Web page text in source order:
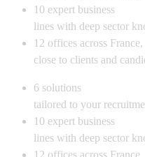
10 expert business
lines with deep sector
12 offices across France,
close to clients and
6 solutions
tailored to your
10 expert business
lines with deep sector